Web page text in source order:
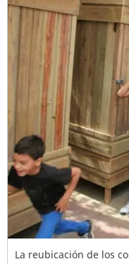
La reubicación de los